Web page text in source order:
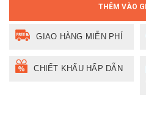
THÊM VÀO
GIAO HÀNG MIỄN PHÍ
CHIẾT KHẤU HẤP DẪN